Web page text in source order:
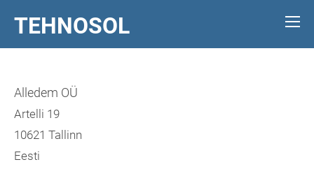
TEHNOSOL
Alledem OÜ
Artelli 19
10621 Tallinn
Eesti